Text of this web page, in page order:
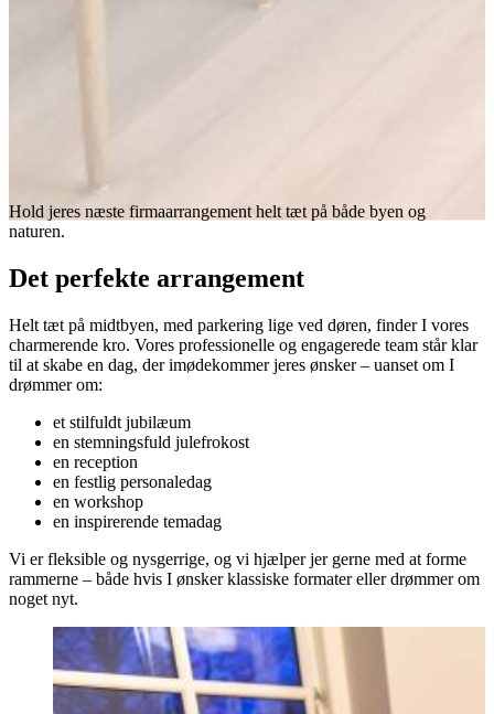
Hold jeres næste firmaarrangement helt tæt på både byen og
naturen.
Det perfekte arrangement
Helt tæt på midtbyen, med parkering lige ved døren, finder I vores
charmerende kro. Vores professionelle og engagerede team står klar
til at skabe en dag, der imødekommer jeres ønsker – uanset om I
drømmer om:
et stilfuldt jubilæum
en stemningsfuld julefrokost
en reception
en festlig personaledag
en workshop
en inspirerende temadag
Vi er fleksible og nysgerrige, og vi hjælper jer gerne med at forme
rammerne – både hvis I ønsker klassiske formater eller drømmer om
noget nyt.